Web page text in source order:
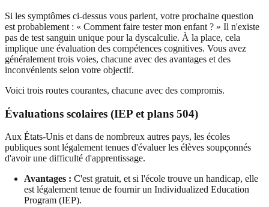
Si les symptômes ci-dessus vous parlent, votre prochaine question
est probablement : « Comment faire tester mon enfant ? » Il n'existe
pas de test sanguin unique pour la dyscalculie. À la place, cela
implique une évaluation des compétences cognitives. Vous avez
généralement trois voies, chacune avec des avantages et des
inconvénients selon votre objectif.
Voici trois routes courantes, chacune avec des compromis.
Évaluations scolaires (IEP et plans 504)
Aux États-Unis et dans de nombreux autres pays, les écoles
publiques sont légalement tenues d'évaluer les élèves soupçonnés
d'avoir une difficulté d'apprentissage.
Avantages : C'est gratuit, et si l'école trouve un handicap, elle
est légalement tenue de fournir un Individualized Education
Program (IEP).